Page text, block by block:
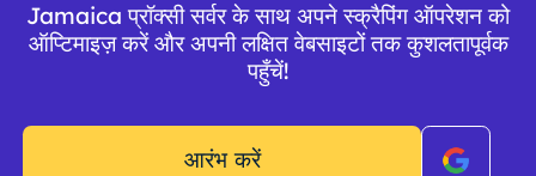
Jamaica प्रॉक्सी सर्वर के साथ अपने स्क्रैपिंग ऑपरेशन को
ऑप्टिमाइज़ करें और अपनी लक्षित वेबसाइटों तक कुशलतापूर्वक
पहुँचें!
आरंभ करें